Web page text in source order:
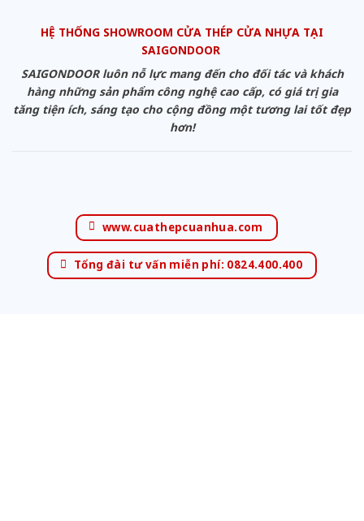
HỆ THỐNG SHOWROOM CỬA THÉP CỬA NHỰA TẠI
SAIGONDOOR
SAIGONDOOR luôn nỗ lực mang đến cho đối tác và khách
hàng những sản phẩm công nghệ cao cấp, có giá trị gia
tăng tiện ích, sáng tạo cho cộng đồng một tương lai tốt đẹp
hơn!
www.cuathepcuanhua.com
Tổng đài tư vấn miễn phí: 0824.400.400